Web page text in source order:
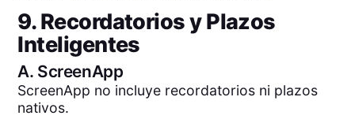
9. Recordatorios y Plazos
Inteligentes
A. ScreenApp
ScreenApp no incluye recordatorios ni plazos
nativos.